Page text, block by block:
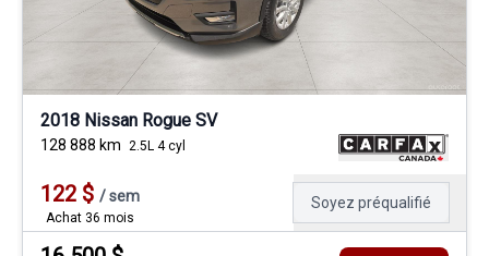
2018 Nissan Rogue SV
128 888 km 2.5L 4 cyl
122 $ /sem
Achat 36 mois
Soyez préqualifié